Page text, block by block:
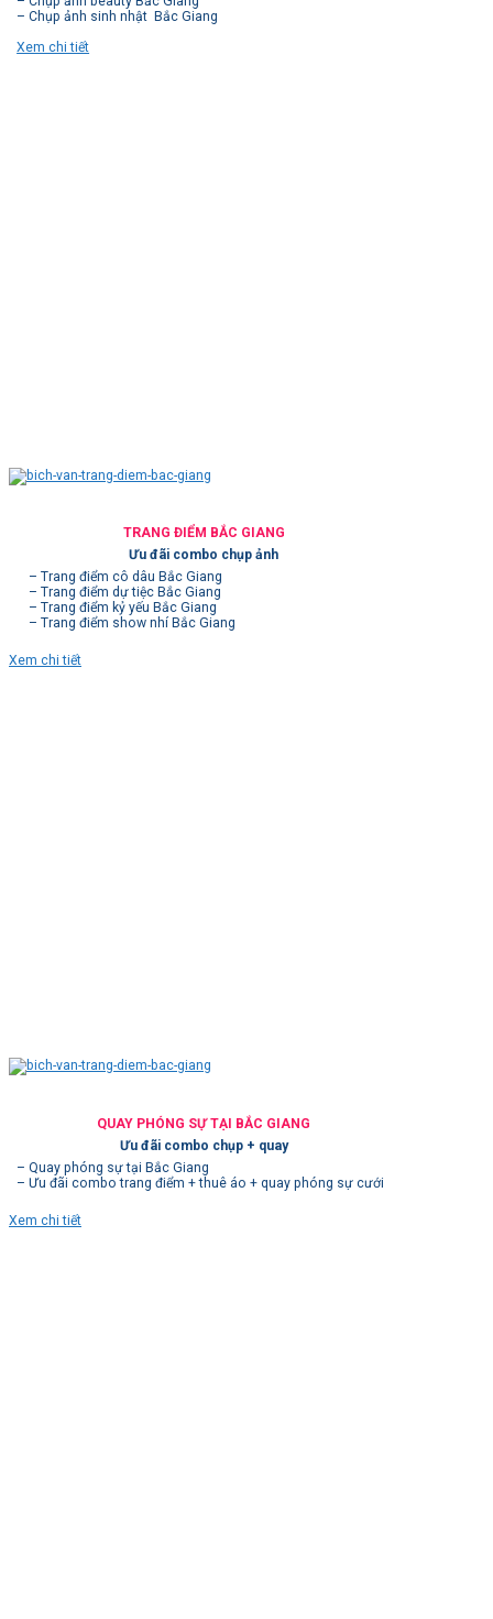
– Chụp ảnh sinh nhật Bắc Giang
Xem chi tiết
TRANG ĐIỂM BẮC GIANG
Ưu đãi combo chụp ảnh
– Trang điểm cô dâu Bắc Giang
– Trang điểm dự tiệc Bắc Giang
– Trang điểm kỷ yếu Bắc Giang
– Trang điểm show nhí Bắc Giang
Xem chi tiết
QUAY PHÓNG SỰ TẠI BẮC GIANG
Ưu đãi combo chụp + quay
– Quay phóng sự tại Bắc Giang
– Ưu đãi combo trang điểm + thuê áo + quay phóng sự cưới
Xem chi tiết